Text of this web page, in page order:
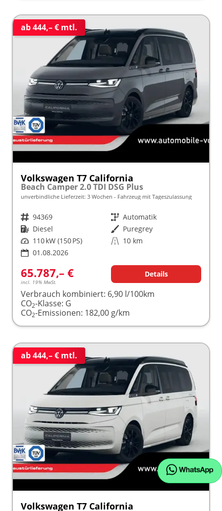
ab 444,– € mtl.
Volkswagen T7 California
Beach Camper 2.0 TDI DSG Plus
unverbindliche Lieferzeit: 3 Wochen Fahrzeug mit Tageszulassung
Fahrzeugnr. 94369 Getriebe Automatik
Kraftstoff Diesel Außenfarbe Puregrey
Leistung 110 kW (150 PS) Kilometerstand 10 km
01.08.2026
65.787,– €
incl. 19% MwSt.
Details
Verbrauch kombiniert: 6,90 l/100km
CO2-Klasse: G
CO2-Emissionen: 182,00 g/km
ab 444,– € mtl.
Volkswagen T7 California